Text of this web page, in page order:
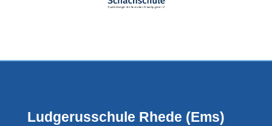
Ludgerusschule Rhede (Ems)